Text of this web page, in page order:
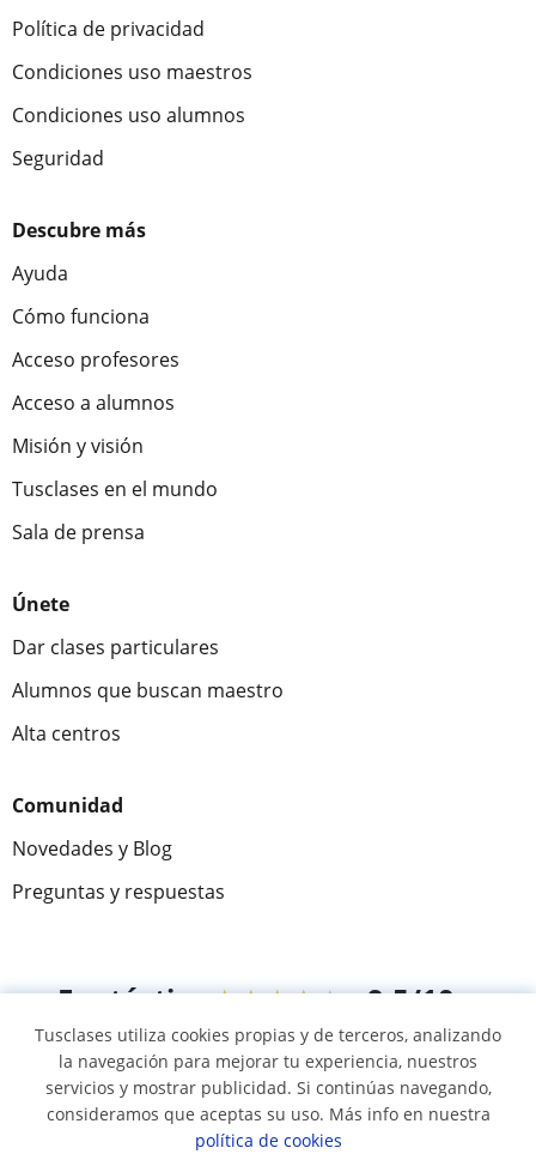
Política de privacidad
Condiciones uso maestros
Condiciones uso alumnos
Seguridad
Descubre más
Ayuda
Cómo funciona
Acceso profesores
Acceso a alumnos
Misión y visión
Tusclases en el mundo
Sala de prensa
Únete
Dar clases particulares
Alumnos que buscan maestro
Alta centros
Comunidad
Novedades y Blog
Preguntas y respuestas
Fantástica★★★★★ 9,5/10
305883 opiniones de alumnos
© 2007 - 2026 Tusclases.mx
Tusclases utiliza cookies propias y de terceros, analizando
la navegación para mejorar tu experiencia, nuestros
servicios y mostrar publicidad. Si continúas navegando,
consideramos que aceptas su uso. Más info en nuestra
política de cookies